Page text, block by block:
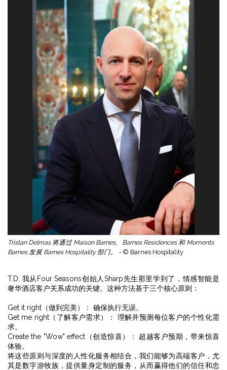
Tristan Delmas 将通过 Maison Barnes、Barnes Residences 和 Moments
Barnes 发展 Barnes Hospitality 部门。 - © Barnes Hospitality
T.D: 我从Four Seasons创始人Sharp先生那里学到了，情感智能是
奢华酒店客户关系成功的关键。这种方法基于三个核心原则：
Get it right（做到完美）： 确保执行无误。
Get me right（了解客户需求）： 理解并预测每位客户的个性化需
求。
Create the "Wow" effect（创造惊喜）： 超越客户预期，带来惊喜
体验。
将这些原则与深度的人性化服务相结合，我们能够为高端客户，尤
其是数字游牧族，提供量身定制的服务，从而赢得他们的信任和忠